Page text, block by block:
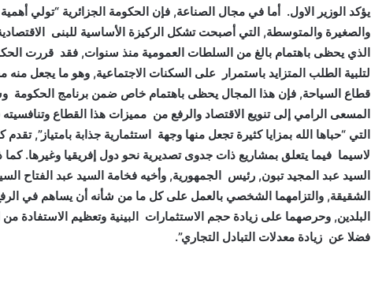
يؤكد الوزير الاول. أما في مجال الصناعة, فإن الحكومة الجزائرية “تولي
والصغيرة والمتوسطة, التي أصبحت تشكل الركيزة الأساسية للبنى
الذي يحظى باهتمام بالغ من السلطات العمومية منذ سنوات, فقد قررت
لتلبية الطلب المتزايد باستمرار على السكنات الاجتماعية, وهو ما يجعل منه
قطاع السياحة, فإن هذا المجال يحظى باهتمام خاص ضمن برنامج الحكومة
المسعى الرامي إلى تنويع الاقتصاد والرفع من مميزات هذا القطاع وتنافسيته
التي “حباها الله بمزايا كثيرة تجعل منها وجهة استثمارية جذابة بامتياز”,
لاسيما فيما يتعلق بمشاريع ذات جدوى تصديرية نحو دول إفريقيا وغيرها. كما
السيد عبد المجيد تبون, رئيس الجمهورية, وأخيه فخامة السيد عبد الفتاح
الشقيقة, والتزامهما الشخصي بالعمل على كل ما من شأنه أن يساهم في
البلدين, وحرصهما على زيادة حجم الاستثمارات البينية وتعظيم الاستفادة من
فضلا عن زيادة معدلات التبادل التجاري”.